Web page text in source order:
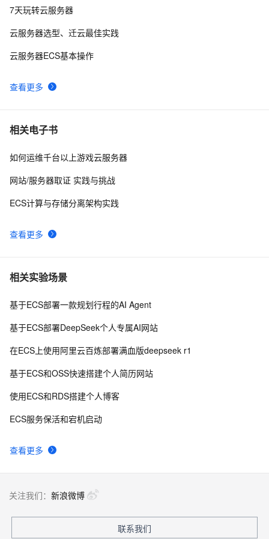
10Android Socket与服务器通信通用Demo
查看更多
7天玩转云服务器
云服务器选型、迁云最佳实践
云服务器ECS基本操作
相关电子书
查看更多
如何运维千台以上游戏云服务器
网站/服务器取证 实践与挑战
ECS计算与存储分离架构实践
相关实验场景
查看更多
基于ECS部署一款规划行程的AI Agent
基于ECS部署DeepSeek个人专属AI网站
在ECS上使用阿里云百炼部署满血版deepseek r1
基于ECS和OSS快速搭建个人简历网站
使用ECS和RDS搭建个人博客
ECS服务保活和宕机启动
关注我们： 新浪微博
联系我们